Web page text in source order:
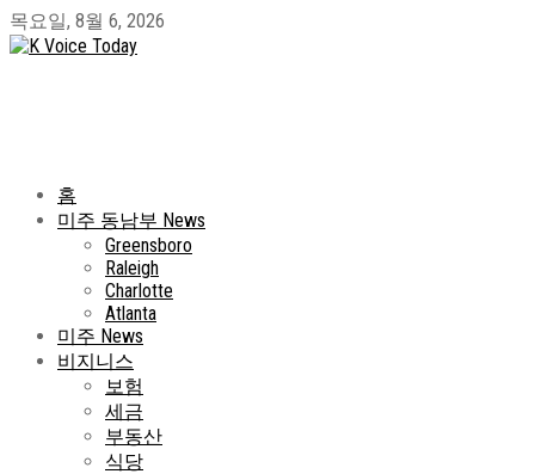
목요일, 8월 6, 2026
홈
미주 동남부 News
Greensboro
Raleigh
Charlotte
Atlanta
미주 News
비지니스
보험
세금
부동산
식당